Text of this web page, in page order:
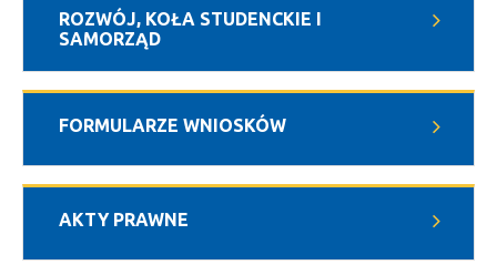
ROZWÓJ, KOŁA STUDENCKIE I
SAMORZĄD
FORMULARZE WNIOSKÓW
AKTY PRAWNE